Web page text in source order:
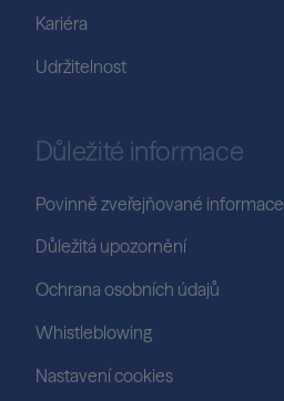
Kariéra
Udržitelnost
Důležité informace
Povinně zveřejňované informace
Důležitá upozornění
Ochrana osobních údajů
Whistleblowing
Nastavení cookies